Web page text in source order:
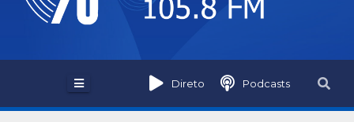
Direto Podcasts